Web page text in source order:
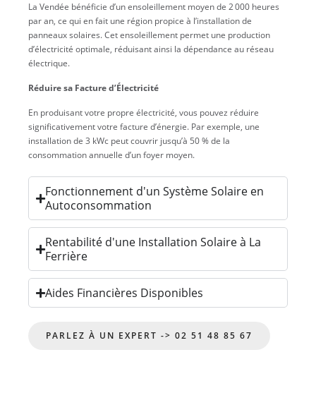
La Vendée bénéficie d’un ensoleillement moyen de 2 000 heures
par an, ce qui en fait une région propice à l’installation de
panneaux solaires. Cet ensoleillement permet une production
d’électricité optimale, réduisant ainsi la dépendance au réseau
électrique.
Réduire sa Facture d’Électricité
En produisant votre propre électricité, vous pouvez réduire
significativement votre facture d’énergie. Par exemple, une
installation de 3 kWc peut couvrir jusqu’à 50 % de la
consommation annuelle d’un foyer moyen.
Fonctionnement d'un Système Solaire en
Autoconsommation
Rentabilité d'une Installation Solaire à La
Ferrière
Aides Financières Disponibles
PARLEZ À UN EXPERT -> 02 51 48 85 67